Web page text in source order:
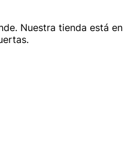
Nuestra tienda está en